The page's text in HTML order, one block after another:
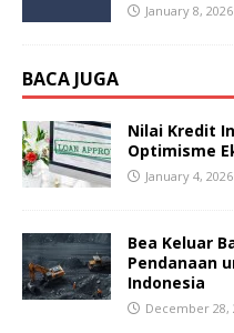
January 8, 2026
BACA JUGA
Nilai Kredit
Optimisme
January 4, 2026
Bea Keluar
Pendanaan
Indonesia
December 28,